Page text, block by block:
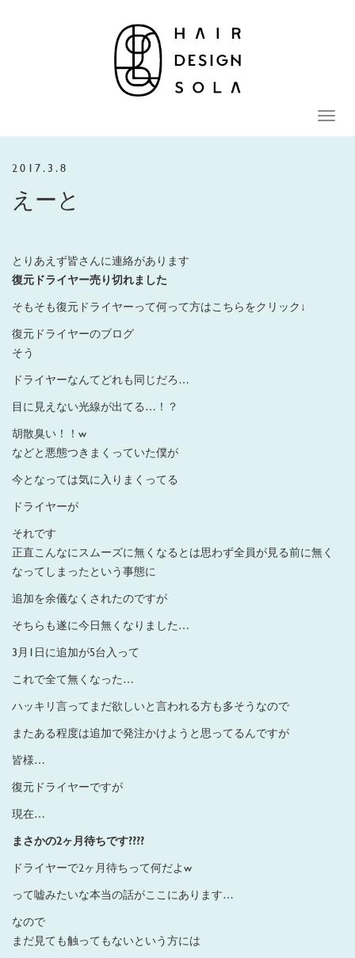
Toggle
2017.3.8
えーと
とりあえず皆さんに連絡があります
復元ドライヤー売り切れました
そもそも復元ドライヤーって何って方はこちらをクリック↓
復元ドライヤーのブログ
そう
ドライヤーなんてどれも同じだろ…
目に見えない光線が出てる…！？
胡散臭い！！w
などと悪態つきまくっていた僕が
今となっては気に入りまくってる
ドライヤーが
それです
正直こんなにスムーズに無くなるとは思わず全員が見る前に無く
なってしまったという事態に
追加を余儀なくされたのですが
そちらも遂に今日無くなりました…
3月1日に追加が5台入って
これで全て無くなった…
ハッキリ言ってまだ欲しいと言われる方も多そうなので
またある程度は追加で発注かけようと思ってるんですが
皆様…
復元ドライヤーですが
現在…
まさかの2ヶ月待ちです????
ドライヤーで2ヶ月待ちって何だよw
って嘘みたいな本当の話がここにあります…
なので
まだ見ても触ってもないという方には